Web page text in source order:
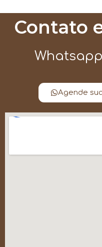
Contato
Agende